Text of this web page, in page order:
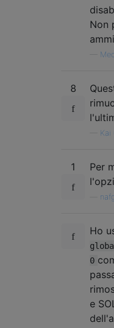
Non
8
Kai
1
Per
nafg
Ho
0
e